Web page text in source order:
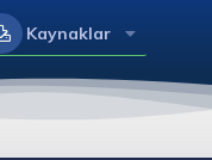
Kaynaklar